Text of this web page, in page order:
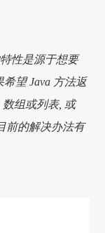
性是源于想要
望 Java 方法返
组或列表, 或
前的解决办法有